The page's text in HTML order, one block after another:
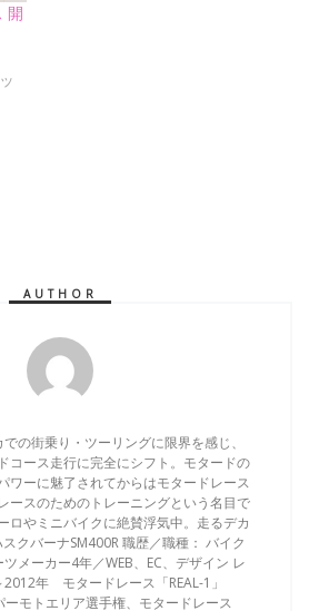
開
AUTHOR
の街乗り・ツーリングに限界を感じ、
コース走行に完全にシフト。モタードの
ワーに魅了されてからはモタードレース
ースのためのトレーニングという名目で
ロやミニバイクに絶賛浮気中。走るデカ
クバーナSM400R 職歴／職種： バイク
メーカー4年／WEB、EC、デザイン レ
年 モタードレース「REAL-1」
モトエリア選手権、モタードレース